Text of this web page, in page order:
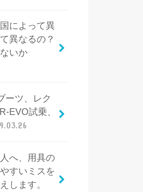
によって異
異なるの？
いか
ーツ、レク
EVO試乗、
へ、用具の
すいミスを
します。